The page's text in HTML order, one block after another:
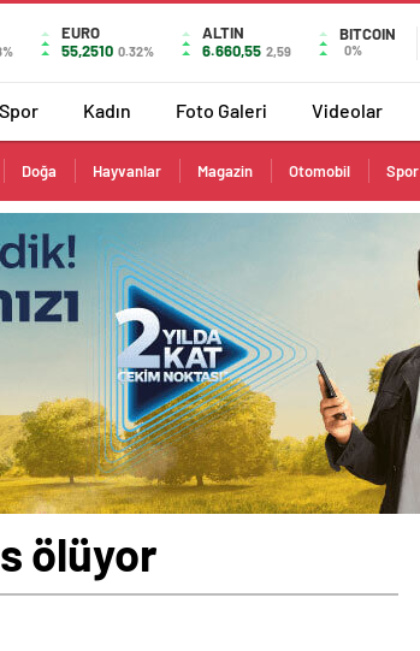
EURO
55,2510 0.32%
ALTIN
6.660,55 2,59
BITCOIN
0%
Spor Kadın Foto Galeri Videolar
Doğa Hayvanlar Magazin Otomobil Spor
ölüyor